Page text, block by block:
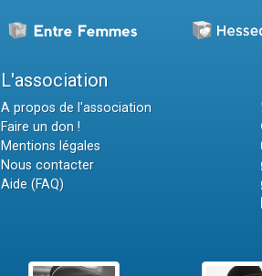
L'association
A propos de l'association
Faire un don !
Mentions légales
Nous contacter
Aide (FAQ)